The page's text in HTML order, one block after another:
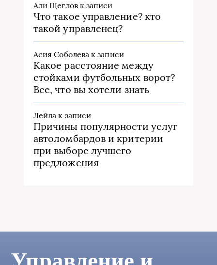
Али Щегловк записи
Что такое управление? кто
такой управленец?
Асия Соболева к записи
Какое расстояние между
стойками футбольных ворот?
Все, что вы хотели знать
Лейла к записи
Причины популярности услуг
автоломбардов и критерии
при выборе лучшего
предложения